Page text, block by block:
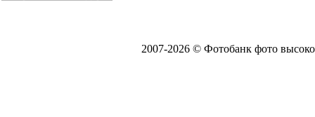
2007-2026 © Фотобанк фото